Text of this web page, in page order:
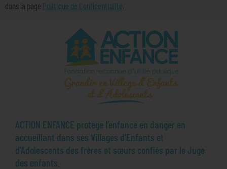
dans la page Politique de Confidentialité.
ACTION ENFANCE protège l’enfance en danger en
accueillant dans ses Villages d’Enfants et
d'Adolescents des frères et sœurs confiés par le Juge
des enfants.